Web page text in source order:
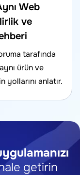
Web
ve
tarafında
ürün ve
anlatır.
getirin